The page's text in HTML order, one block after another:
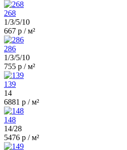
268
1/3/5/10
667 р / м²
286
1/3/5/10
755 р / м²
139
14
6881 р / м²
148
14/28
5476 р / м²